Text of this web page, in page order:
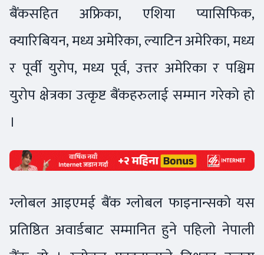
बैंकसहित अफ्रिका, एशिया प्यासिफिक,
क्यारिबियन, मध्य अमेरिका, ल्याटिन अमेरिका, मध्य
र पूर्वी युरोप, मध्य पूर्व, उत्तर अमेरिका र पश्चिम
युरोप क्षेत्रका उत्कृष्ट बैंकहरुलाई सम्मान गरेको हो
।
ग्लोबल आइएमई बैंक ग्लोबल फाइनान्सको यस
प्रतिष्ठित अवार्डबाट सम्मानित हुने पहिलो नेपाली